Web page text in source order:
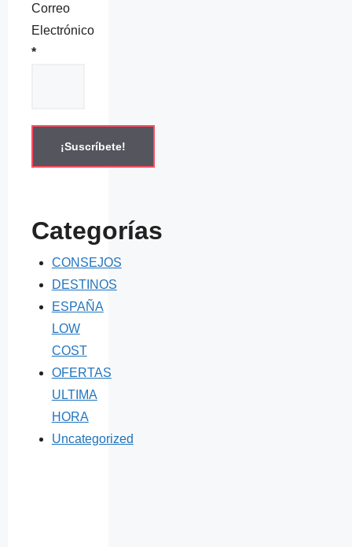
Correo
Electrónico
*
Categorías
CONSEJOS
DESTINOS
ESPAÑA
LOW
COST
OFERTAS
ULTIMA
HORA
Uncategorized